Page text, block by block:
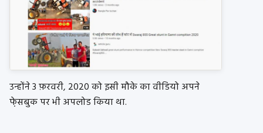
उन्होंने 3 फ़रवरी, 2020 को इसी मौके का वीडियो अपने
फे़सबुक पर भी अपलोड किया था.